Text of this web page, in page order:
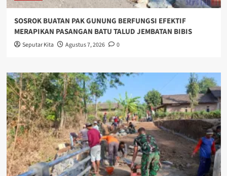
SOSROK BUATAN PAK GUNUNG BERFUNGSI EFEKTIF
MERAPIKAN PASANGAN BATU TALUD JEMBATAN BIBIS
Seputar Kita Agustus 7, 2026 0